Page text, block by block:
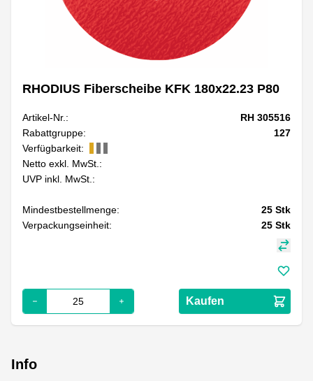
RHODIUS Fiberscheibe KFK 180x22.23 P80
Artikel-Nr.:
RH 305516
Rabattgruppe:
127
Verfügbarkeit:
Netto exkl. MwSt.:
UVP inkl. MwSt.:
Mindestbestellmenge: 25 Stk
Verpackungseinheit:
25 Stk
Kaufen
Info